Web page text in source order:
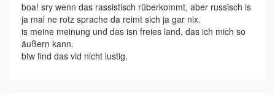
boa! sry wenn das rassistisch rüberkommt, aber russisch is
ja mal ne rotz sprache da reimt sich ja gar nix.
is meine meinung und das isn freies land, das ich mich so
äußern kann.
btw find das vid nicht lustig.